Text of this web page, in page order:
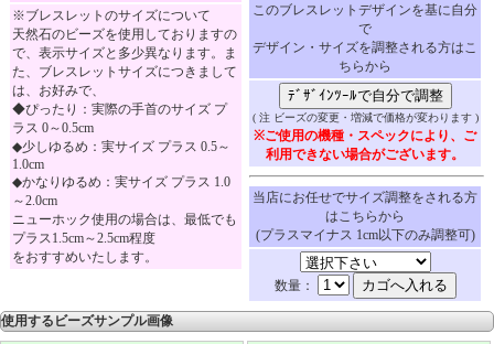
※ブレスレットのサイズについて
天然石のビーズを使用しておりますの
で、表示サイズと多少異なります。ま
た、ブレスレットサイズにつきまして
は、お好みで、
◆ぴったり：実際の手首のサイズ プ
ラス 0～0.5cm
◆少しゆるめ：実サイズ プラス 0.5～
1.0cm
◆かなりゆるめ：実サイズ プラス 1.0
～2.0cm
ニューホック使用の場合は、最低でも
プラス1.5cm～2.5cm程度
をおすすめいたします。
このブレスレットデザインを基に自分
で
デザイン・サイズを調整される方はこ
ちらから
( 注 ビーズの変更・増減で価格が変わります )
※ご使用の機種・スペックにより、ご
利用できない場合がございます。
当店にお任せでサイズ調整をされる方
はこちらから
(プラスマイナス 1cm以下のみ調整可)
数量：
使用するビーズサンプル画像